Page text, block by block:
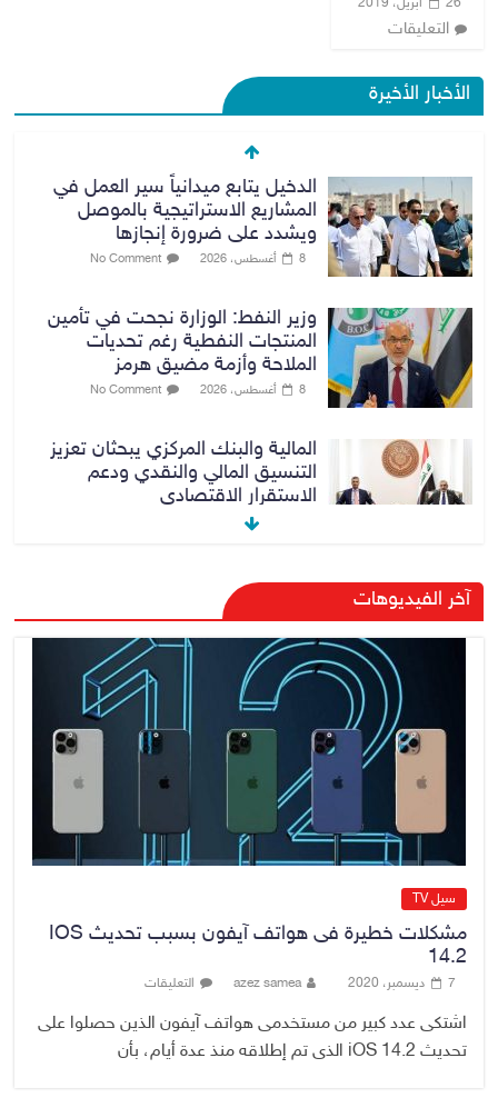
التعليقات
الأخبار الأخيرة
الدخيل يتابع ميدانياً سير العمل في
المشاريع الاستراتيجية بالموصل
ويشدد على ضرورة إنجازها
وزير النفط: الوزارة نجحت في تأمين
المنتجات النفطية رغم تحديات
الملاحة وأزمة مضيق هرمز
المالية والبنك المركزي يبحثان تعزيز
التنسيق المالي والنقدي ودعم
الاستقرار الاقتصادي
النزاهة تنفي مداهمة منزل شقيق
رئيس وزراء سابق في الكاظمية
رئيس حكومة إقليم كردستان مسرور
بارزاني ينفي ما يشاع عن وجود
عسكري أمريكي في بعض قواعد
الإقليم
No Comment
آخر الفيديوهات
سيل TV
مشكلات خطيرة فى هواتف آيفون بسبب تحديث IOS
14.2
7 ديسمبر، 2020 azez samea التعليقات
اشتكى عدد كبير من مستخدمى هواتف آيفون الذين حصلوا على
تحديث iOS 14.2 الذى تم إطلاقه منذ عدة أيام، بأن